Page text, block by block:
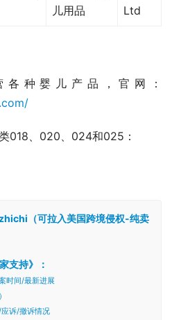
儿用品
Ltd
各种婴儿产品，官网：
018、020、024和025：
（可拉入美国跨境侵权-纯卖
支持》：
时间/最新进展
诉/撤诉情况